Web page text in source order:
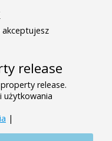
akceptujesz
release
release.
użytkowania
|